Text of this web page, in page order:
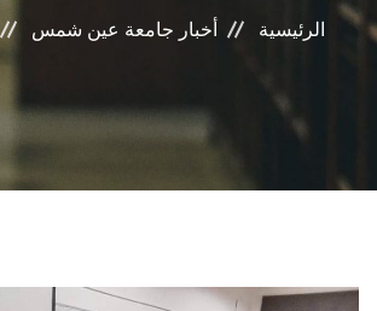
الرئيسية أخبار جامعة عين شمس